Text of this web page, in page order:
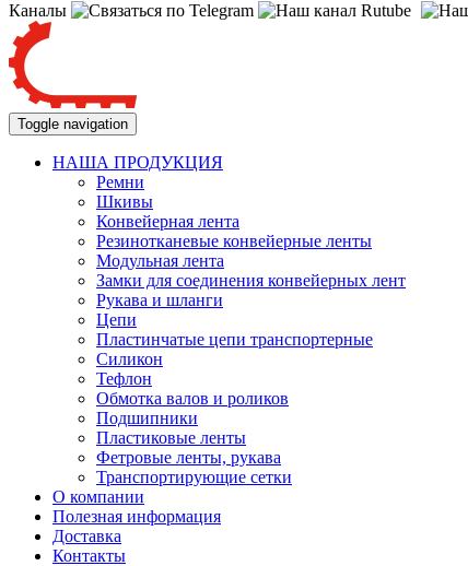
Каналы
Toggle navigation
НАША ПРОДУКЦИЯ
Ремни
Шкивы
Конвейерная лента
Резинотканевые конвейерные ленты
Модульная лента
Замки для соединения конвейерных лент
Рукава и шланги
Цепи
Пластинчатые цепи транспортерные
Силикон
Тефлон
Обмотка валов и роликов
Подшипники
Пластиковые ленты
Фетровые ленты, рукава
Транспортирующие сетки
О компании
Полезная информация
Доставка
Контакты